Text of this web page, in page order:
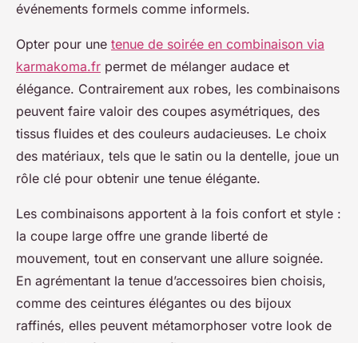
événements formels comme informels.
Opter pour une tenue de soirée en combinaison via
karmakoma.fr permet de mélanger audace et
élégance. Contrairement aux robes, les combinaisons
peuvent faire valoir des coupes asymétriques, des
tissus fluides et des couleurs audacieuses. Le choix
des matériaux, tels que le satin ou la dentelle, joue un
rôle clé pour obtenir une tenue élégante.
Les combinaisons apportent à la fois confort et style :
la coupe large offre une grande liberté de
mouvement, tout en conservant une allure soignée.
En agrémentant la tenue d’accessoires bien choisis,
comme des ceintures élégantes ou des bijoux
raffinés, elles peuvent métamorphoser votre look de